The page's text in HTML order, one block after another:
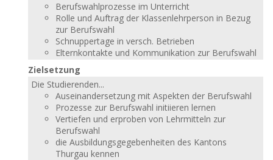
Berufswahlprozesse im Unterricht
Rolle und Auftrag der Klassenlehrperson in Bezug
zur Berufswahl
Schnuppertage in versch. Betrieben
Elternkontakte und Kommunikation zur Berufswahl
Zielsetzung
Die Studierenden...
Auseinandersetzung mit Aspekten der Berufswahl
Prozesse zur Berufswahl initiieren lernen
Vertiefen und erproben von Lehrmitteln zur
Berufswahl
die Ausbildungsgegebenheiten des Kantons
Thurgau kennen